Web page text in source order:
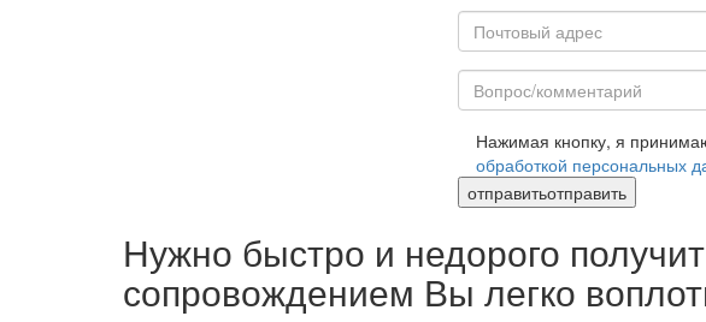
Нажимая кнопку, я
обработкой персональных
отправитьотправить
Нужно быстро и недорого
сопровождением Вы легко